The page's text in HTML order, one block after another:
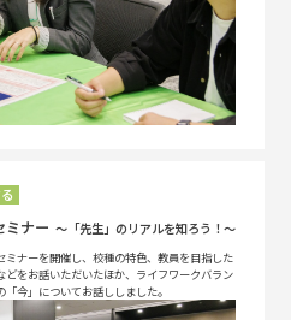
ミナー 〜「先生」のリアルを知ろう！〜
ミナーを開催し、校種の特色、教員を目指した
どをお話いただいたほか、ライフワークバラン
今」についてお話ししました。